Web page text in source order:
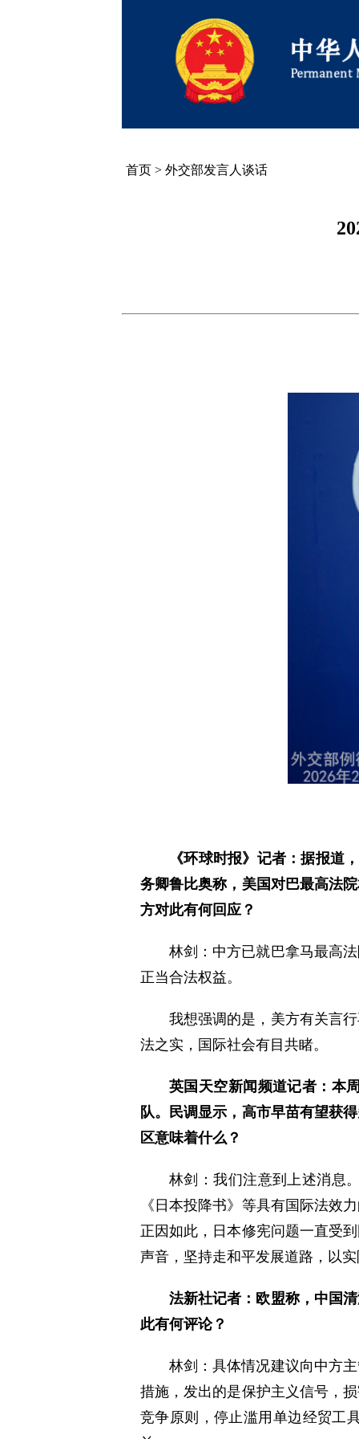
首页 > 外交部发言人谈话
《环球时报》记者：据报道
务卿鲁比奥称，美国对巴最高法
方对此有何回应？
林剑：中方已就巴拿马最高
正当合法权益。
我想强调的是，美方有关言
法之实，国际社会有目共睹。
英国天空新闻频道记者：本
队。民调显示，高市早苗有望获
区意味着什么？
林剑：我们注意到上述消息
《日本投降书》等具有国际法效
正因如此，日本修宪问题一直受
声音，坚持走和平发展道路，以
法新社记者：欧盟称，中国
此有何评论？
林剑：具体情况建议向中方
措施，发出的是保护主义信号，
竞争原则，停止滥用单边经贸工